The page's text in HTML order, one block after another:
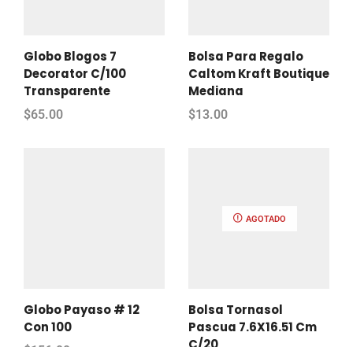
Globo Blogos 7
Decorator C/100
Transparente
$65.00
Bolsa Para Regalo
Caltom Kraft Boutique
Mediana
$13.00
Globo Payaso # 12
Con 100
AGOTADO
Bolsa Tornasol
Pascua 7.6X16.51 Cm